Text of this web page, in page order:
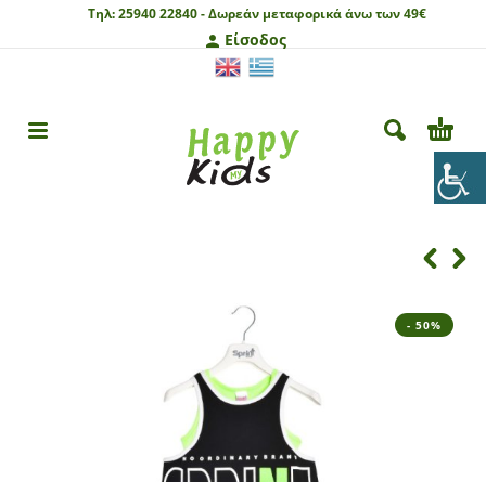
Τηλ:25940 22840 -Δωρεάν μεταφορικά άνω των 49€
Είσοδος
- 50%